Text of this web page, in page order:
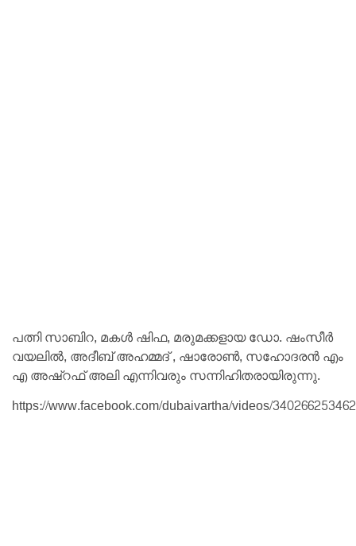
പത്നി സാബിറ, മകൾ ഷിഫ, മരുമക്കളായ ഡോ. ഷംസീർ
വയലിൽ, അദീബ് അഹമ്മദ് , ഷാരോൺ, സഹോദരൻ എം
എ അഷ്‌റഫ് അലി എന്നിവരും സന്നിഹിതരായിരുന്നു.
https://www.facebook.com/dubaivartha/videos/